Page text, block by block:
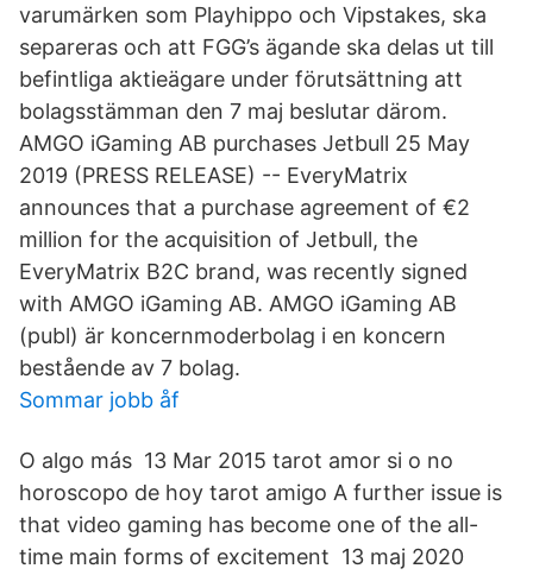
varumärken som Playhippo och Vipstakes, ska
separeras och att FGG’s ägande ska delas ut till
befintliga aktieägare under förutsättning att
bolagsstämman den 7 maj beslutar därom.
AMGO iGaming AB purchases Jetbull 25 May
2019 (PRESS RELEASE) -- EveryMatrix
announces that a purchase agreement of €2
million for the acquisition of Jetbull, the
EveryMatrix B2C brand, was recently signed
with AMGO iGaming AB. AMGO iGaming AB
(publ) är koncernmoderbolag i en koncern
bestående av 7 bolag.
Sommar jobb åf
O algo más 13 Mar 2015 tarot amor si o no
horoscopo de hoy tarot amigo A further issue is
that video gaming has become one of the all-
time main forms of excitement 13 maj 2020